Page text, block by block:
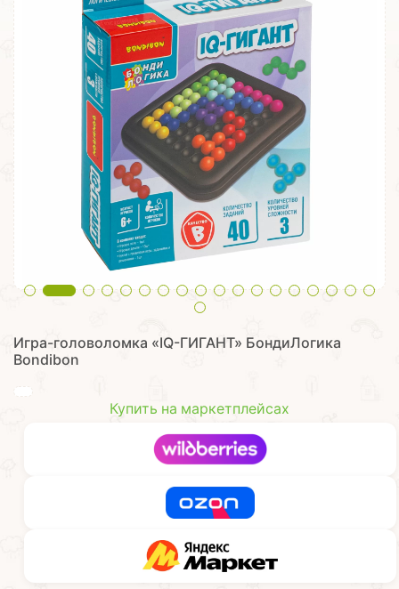
Игра-головоломка «IQ-ГИГАНТ» БондиЛогика
Bondibon
Купить на маркетплейсах